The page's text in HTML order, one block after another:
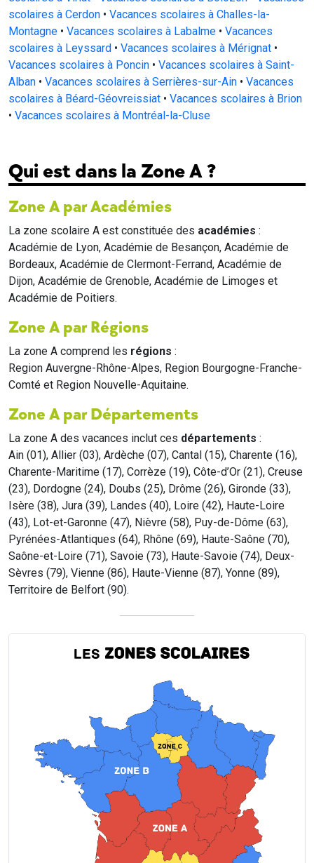
scolaires à Cerdon • Vacances scolaires à Challes-la-
Montagne • Vacances scolaires à Labalme • Vacances
scolaires à Leyssard • Vacances scolaires à Mérignat •
Vacances scolaires à Poncin • Vacances scolaires à Saint-
Alban • Vacances scolaires à Serrières-sur-Ain • Vacances
scolaires à Béard-Géovreissiat • Vacances scolaires à Brion
• Vacances scolaires à Montréal-la-Cluse
Qui est dans la Zone A ?
Zone A par Académies
La zone scolaire A est constituée des académies :
Académie de Lyon, Académie de Besançon, Académie de
Bordeaux, Académie de Clermont-Ferrand, Académie de
Dijon, Académie de Grenoble, Académie de Limoges et
Académie de Poitiers.
Zone A par Régions
La zone A comprend les régions :
Region Auvergne-Rhône-Alpes, Region Bourgogne-Franche-
Comté et Region Nouvelle-Aquitaine.
Zone A par Départements
La zone A des vacances inclut ces départements :
Ain (01), Allier (03), Ardèche (07), Cantal (15), Charente (16),
Charente-Maritime (17), Corrèze (19), Côte-d’Or (21), Creuse
(23), Dordogne (24), Doubs (25), Drôme (26), Gironde (33),
Isère (38), Jura (39), Landes (40), Loire (42), Haute-Loire
(43), Lot-et-Garonne (47), Nièvre (58), Puy-de-Dôme (63),
Pyrénées-Atlantiques (64), Rhône (69), Haute-Saône (70),
Saône-et-Loire (71), Savoie (73), Haute-Savoie (74), Deux-
Sèvres (79), Vienne (86), Haute-Vienne (87), Yonne (89),
Territoire de Belfort (90).